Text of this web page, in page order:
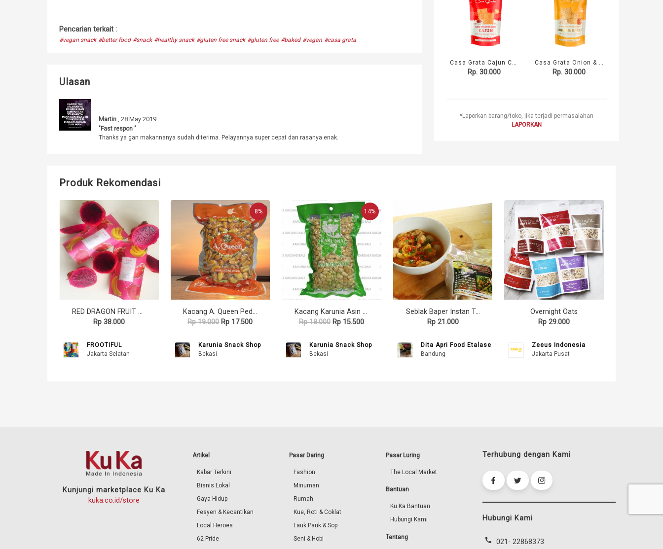
Pencarian terkait :
#vegan snack #better food #snack #healthy snack #gluten free snack #gluten free #baked #vegan #casa grata
Ulasan
Martin , 28 May 2019
"Fast respon "
Thanks ya gan makannanya sudah diterima. Pelayannya super cepat dan rasanya enak.
Casa Grata Cajun Crackers - 70 gram
Rp. 30.000
Casa Grata Onion & Garlic Crackers - 70 gram
Rp. 30.000
*Laporkan barang/toko, jika terjadi permasalahan
LAPORKAN
Produk Rekomendasi
RED DRAGON FRUIT BANANA 20G
Rp 38.000
FROOTIFUL
Jakarta Selatan
8%
Kacang A. Queen Pedas Manis 225gr
Rp 19.000Rp 17.500
Karunia Snack Shop
Bekasi
14%
Kacang Karunia Asin 225gr
Rp 18.000Rp 15.500
Karunia Snack Shop
Bekasi
Seblak Baper Instan Tetelan Sapi 250 gr
Rp 21.000
Dita Apri Food Etalase
Bandung
Overnight Oats
Rp 29.000
Zeeus Indonesia
Jakarta Pusat
Kunjungi marketplace Ku Ka
kuka.co.id/store
Artikel
Kabar Terkini
Bisnis Lokal
Gaya Hidup
Fesyen & Kecantikan
Local Heroes
62 Pride
Pasar Daring
Fashion
Minuman
Rumah
Kue, Roti & Coklat
Lauk Pauk & Sop
Seni & Hobi
Pasar Luring
The Local Market
Bantuan
Ku Ka Bantuan
Hubungi Kami
Tentang
Terhubung dengan Kami
Hubungi Kami
call 021- 22868373